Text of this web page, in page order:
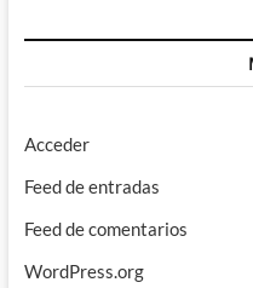
Acceder
Feed de entradas
Feed de comentarios
WordPress.org